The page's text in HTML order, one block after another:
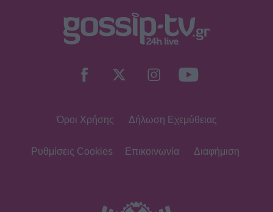
Όροι Χρήσης Δήλωση Εχεμύθειας
Ρυθμίσεις Cookies Επικοινωνία Διαφήμιση